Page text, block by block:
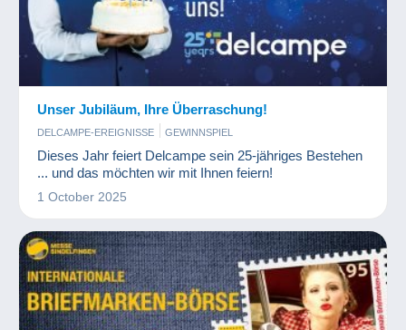
Unser Jubiläum, Ihre Überraschung!
DELCAMPE-EREIGNISSE GEWINNSPIEL
Dieses Jahr feiert Delcampe sein 25-jähriges Bestehen
... und das möchten wir mit Ihnen feiern!
1 October 2025